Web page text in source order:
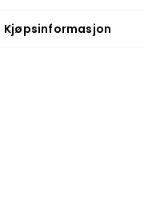
Kjøpsinformasjon